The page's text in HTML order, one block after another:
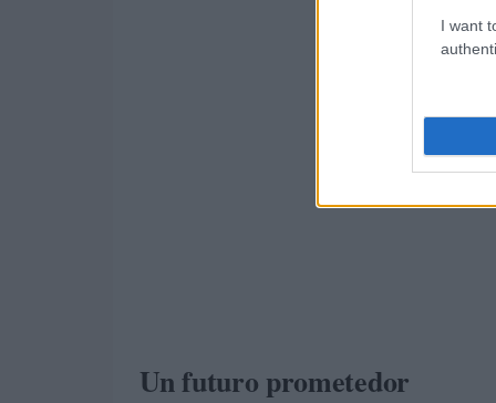
I want
Un futuro prometedor